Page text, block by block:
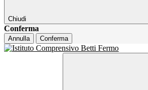
Chiudi
Conferma
Annulla Conferma